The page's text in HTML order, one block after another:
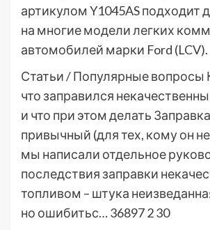
артикулом Y1045AS подходит
на многие модели легких
автомобилей марки Ford (LCV).
Статьи / Популярные вопросы
что заправился
и что при этом делать
привычный (для тех, кому он
мы написали отдельное
последствия заправки
топливом – штука
но ошибитьс…36897230